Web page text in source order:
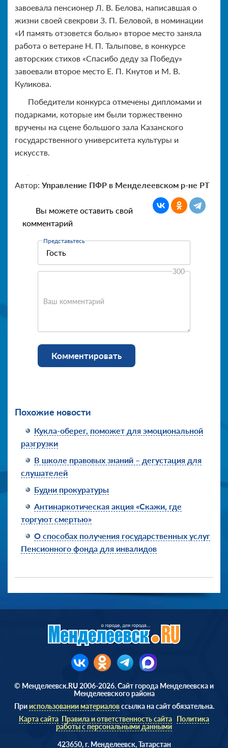
завоевала пенсионер Л. В. Белова, написавшая о
жизни своей свекрови З. П. Беловой, в номинации
«И память отзовется болью» второе место заняла
работа о ветеране Н. П. Талыпове, в конкурсе
авторских стихов «Спасибо деду за Победу»
завоевали второе место Е. П. Кнутов и М. В.
Куликова.
Победители конкурса отмечены дипломами и
подарками, которые им были торжественно
вручены на сцене большого зала Казанского
государственного университета культуры и
искусств.
Автор: Управление ПФР в Менделеевском р-не РТ
Вы можете оставить свой
комментарий
Представьтесь
Ваш комментарий
300
Комментировать
Похожие новости
Кукла-оберег, поможет для эмоциональной
разгрузки
В школе правовых знаний – дегустация для
слушателей
Будни прокуратуры
Антинаркотическая акция «Скажи, где
торгуют смертью»
О способах получения государственных услуг
Пенсионного фонда для инвалидов
© Менделеевск.RU 2006-2026. Сайт города Менделеевска и
Менделеевского района
Прииспользовании материаловссылка на сайт обязательна.
Карта сайта Правила и ответственность сайта Политика
работы с персональными данными
423650, г. Менделеевск, Татарстан